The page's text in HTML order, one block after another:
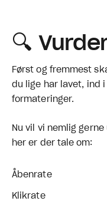
🔍
Først og fremmest
du lige har lavet, ind
formateringer.
Nu vil vi nemlig
her er der tale om:
Åbenrate
Klikrate